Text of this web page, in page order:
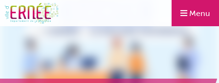
Menu